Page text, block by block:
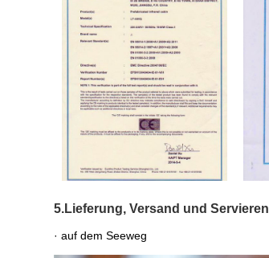
5.Lieferung, Versand und Servieren
· auf dem Seeweg